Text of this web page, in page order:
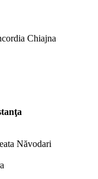
Chiajna
Năvodari